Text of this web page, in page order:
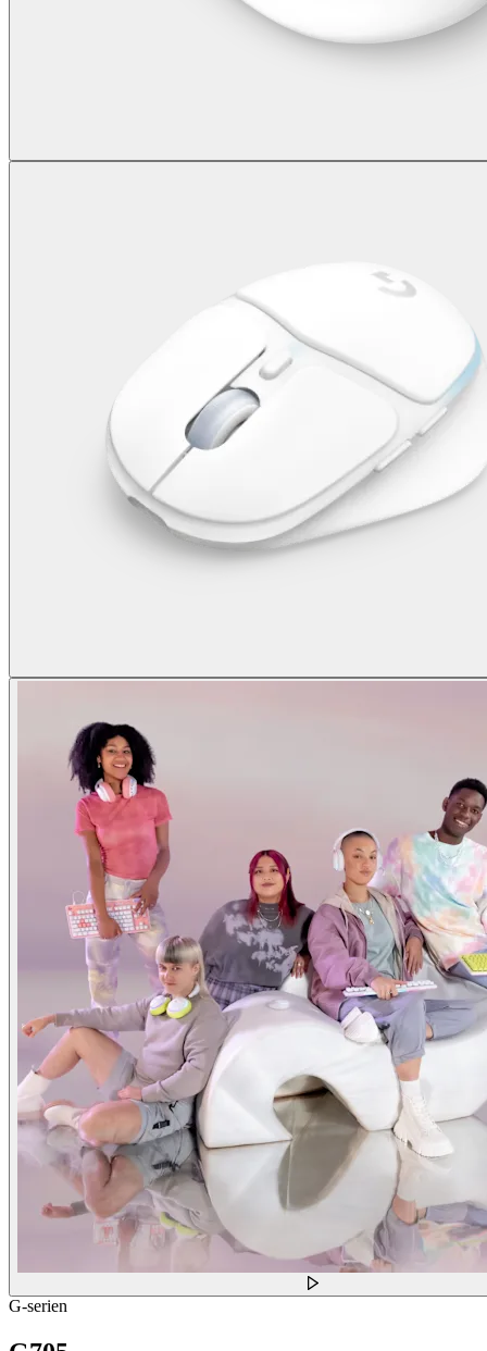
G-serien